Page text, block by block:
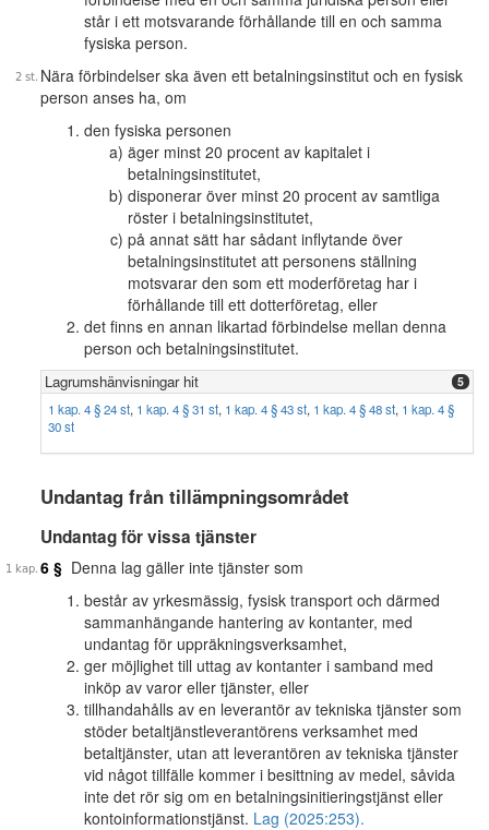
står i ett motsvarande förhållande till en och samma
fysiska person.
Nära förbindelser ska även ett betalningsinstitut och en fysisk
person anses ha, om
den fysiska personen
äger minst 20 procent av kapitalet i
betalningsinstitutet,
disponerar över minst 20 procent av samtliga
röster i betalningsinstitutet,
på annat sätt har sådant inflytande över
betalningsinstitutet att personens ställning
motsvarar den som ett moderföretag har i
förhållande till ett dotterföretag, eller
det finns en annan likartad förbindelse mellan denna
person och betalningsinstitutet.
Lagrumshänvisningar hit 5
1 kap. 4 § 24 st, 1 kap. 4 § 31 st, 1 kap. 4 § 43 st, 1 kap. 4 § 48 st, 1 kap. 4 §
30 st
Undantag från tillämpningsområdet
Undantag för vissa tjänster
6 § Denna lag gäller inte tjänster som
består av yrkesmässig, fysisk transport och därmed
sammanhängande hantering av kontanter, med
undantag för uppräkningsverksamhet,
ger möjlighet till uttag av kontanter i samband med
inköp av varor eller tjänster, eller
tillhandahålls av en leverantör av tekniska tjänster som
stöder betaltjänstleverantörens verksamhet med
betaltjänster, utan att leverantören av tekniska tjänster
vid något tillfälle kommer i besittning av medel, såvida
inte det rör sig om en betalningsinitieringstjänst eller
kontoinformationstjänst. Lag (2025:253).